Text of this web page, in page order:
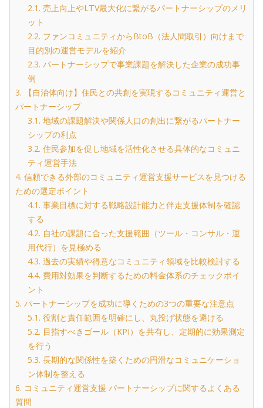
2.1. 売上向上やLTV最大化に繋がるパートナーシップのメリ
ット
2.2. ファンコミュニティからBtoB（法人間取引）向けまで
目的別の運営モデルを紹介
2.3. パートナーシップで事業課題を解決した企業の成功事
例
3. 【自治体向け】住民との共創を実現するコミュニティ運営と
パートナーシップ
3.1. 地域の課題解決や関係人口の創出に繋がるパートナー
シップの利点
3.2. 住民参加を促し地域を活性化させる具体的なコミュニ
ティ運営手法
4. 信頼できる外部のコミュニティ運営支援サービスを見つける
ための選定ポイント
4.1. 事業目標に対する戦略設計能力と伴走支援体制を確認
する
4.2. 自社の課題に合った支援範囲（ツール・コンサル・運
用代行）を見極める
4.3. 過去の実績や得意なコミュニティ領域を比較検討する
4.4. 費用対効果を判断するための料金体系のチェックポイ
ント
5. パートナーシップを成功に導くための3つの重要な注意点
5.1. 役割と責任範囲を明確にし、丸投げ状態を避ける
5.2. 目指すべきゴール（KPI）を共有し、定期的に効果測定
を行う
5.3. 長期的な関係性を築くための円滑なコミュニケーショ
ン体制を整える
6. コミュニティ運営支援 パートナーシップに関するよくある
質問